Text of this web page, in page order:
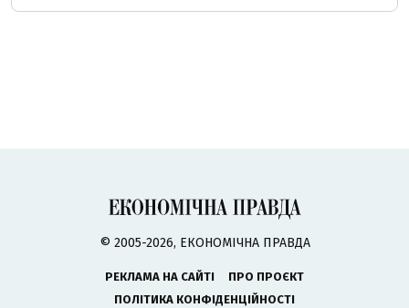
© 2005-2026, ЕКОНОМІЧНА ПРАВДА
РЕКЛАМА НА САЙТІ
ПРО ПРОЄКТ
ПОЛІТИКА КОНФІДЕНЦІЙНОСТІ